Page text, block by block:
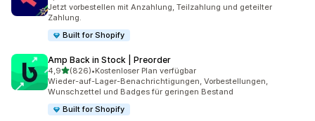
Jetzt vorbestellen mit Anzahlung, Teilzahlung und geteilter
Zahlung.
Built for Shopify
Amp Back in Stock | Preorder
4,9von 5 Sternen
(826)
826 Rezensionen insgesamt
•Kostenloser Plan verfügbar
Wieder-auf-Lager-Benachrichtigungen, Vorbestellungen,
Wunschzettel und Badges für geringen Bestand
Built for Shopify